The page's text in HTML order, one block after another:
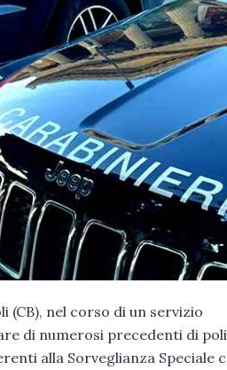
(CB), nel corso di un servizio
di numerosi precedenti di
alla Sorveglianza Speciale